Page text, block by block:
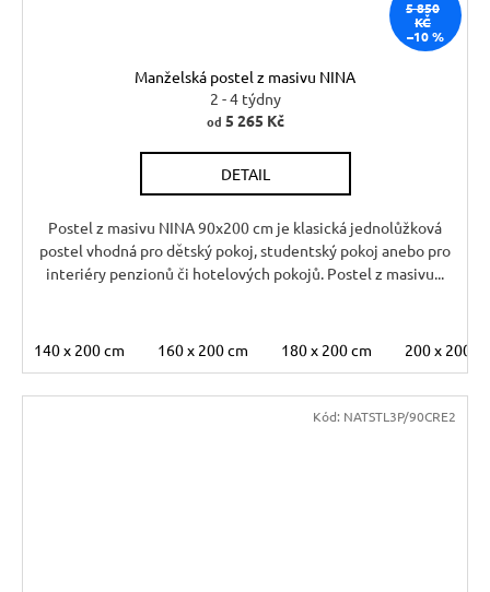
5 850
KČ
–10 %
Manželská postel z masivu NINA
2 - 4 týdny
od 5 265 Kč
DETAIL
Postel z masivu NINA 90x200 cm je klasická jednolůžková
postel vhodná pro dětský pokoj, studentský pokoj anebo pro
interiéry penzionů či hotelových pokojů. Postel z masivu...
140 x 200 cm 160 x 200 cm 180 x 200 cm 200 x 200
Kód: NATSTL3P/90CRE2